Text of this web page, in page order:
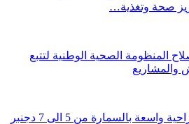
صحة وتغذية…
المنظومة الصحية الوطنية لتتبع
والمشاريع
تنظيم حملة طبية جراحية واسعة بالسمارة من 5 الى 7 دجنبر